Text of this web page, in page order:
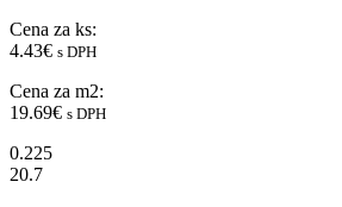
Cena za ks:
4.43€ s DPH
Cena za m2:
19.69€ s DPH
0.225
20.7